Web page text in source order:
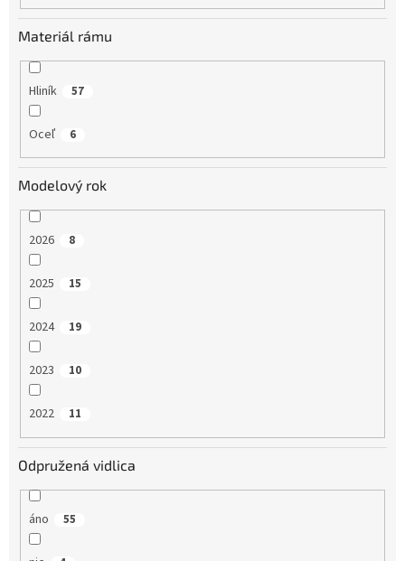
Materiál rámu
Hliník 57
Oceľ 6
Modelový rok
2026 8
2025 15
2024 19
2023 10
2022 11
Odpružená vidlica
áno 55